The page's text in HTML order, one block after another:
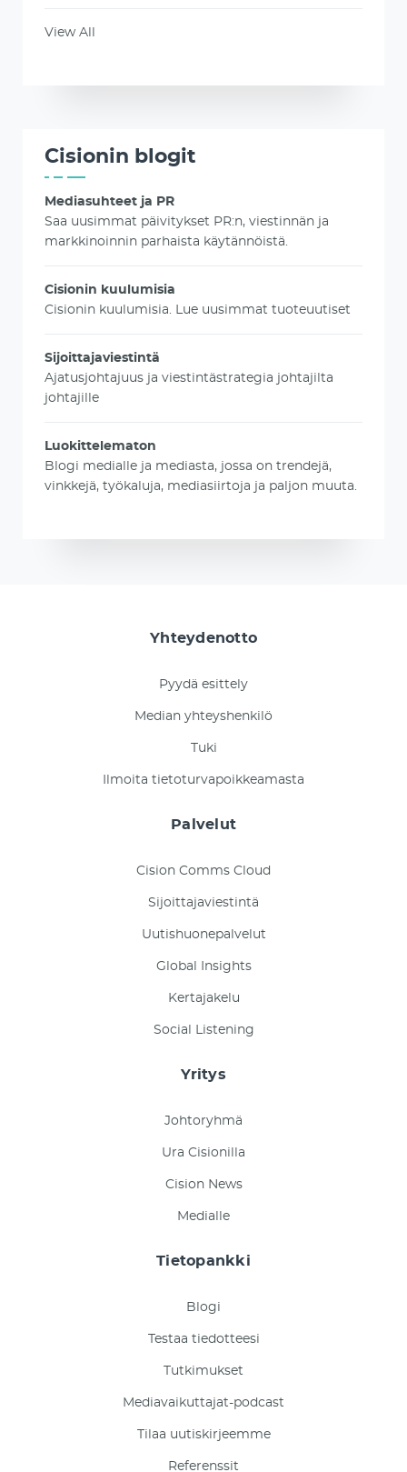
View All
Cisionin blogit
Mediasuhteet ja PR
Saa uusimmat päivitykset PR:n, viestinnän ja
markkinoinnin parhaista käytännöistä.
Cisionin kuulumisia
Cisionin kuulumisia. Lue uusimmat tuoteuutiset
Sijoittajaviestintä
Ajatusjohtajuus ja viestintästrategia johtajilta
johtajille
Luokittelematon
Blogi medialle ja mediasta, jossa on trendejä,
vinkkejä, työkaluja, mediasiirtoja ja paljon muuta.
Yhteydenotto
Pyydä esittely
Median yhteyshenkilö
Tuki
Ilmoita tietoturvapoikkeamasta
Palvelut
Cision Comms Cloud
Sijoittajaviestintä
Uutishuonepalvelut
Global Insights
Kertajakelu
Social Listening
Yritys
Johtoryhmä
Ura Cisionilla
Cision News
Medialle
Tietopankki
Blogi
Testaa tiedotteesi
Tutkimukset
Mediavaikuttajat-podcast
Tilaa uutiskirjeemme
Referenssit